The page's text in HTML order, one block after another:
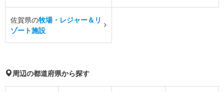
佐賀県の牧場・レジャー＆リ
ゾート施設
周辺の都道府県から探す